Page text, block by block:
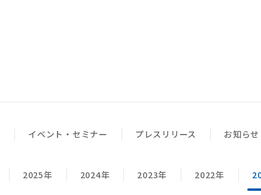
イベント・セミナー プレスリリース お知らせ
2025年 2024年 2023年 2022年